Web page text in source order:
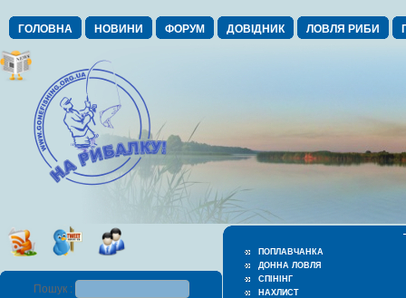
ГОЛОВНА НОВИНИ ФОРУМ ДОВІДНИК ЛОВЛЯ РИБИ
ПОПЛАВЧАНКА
ДОННА ЛОВЛЯ
СПІНІНГ
НАХЛИСТ
Пошук :